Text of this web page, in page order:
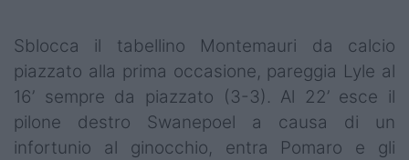
Sblocca il tabellino Montemauri da calcio
piazzato alla prima occasione, pareggia Lyle al
16’ sempre da piazzato (3-3). Al 22’ esce il
pilone destro Swanepoel a causa di un
infortunio al ginocchio, entra Pomaro e gli